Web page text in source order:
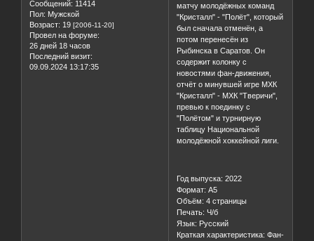
Откуда:Украина
Зарегистрирован
Приглашений:0
Сообщений:11414
Пол:Мужской
Возраст:19[2006-11-20]
Провел на форуме:
Язык: Русский
Краткая характеристика:
Данный выпуск приурочен к
матчу молодёжных команд
"Кристалл" - "Полёт", который
был сначала отменён, а
потом перенесён из
Рыбинска в Саратов. Он
содержит колонку с
новостями фан-движения,
отчёт о минувшей игре МХК
"Кристалл" - МХК "Тверичи",
превью к поединку с
молодёжной хоккейной лиги.
Год выпуска: 2022
Формат: А5
Объём: 4 страницы